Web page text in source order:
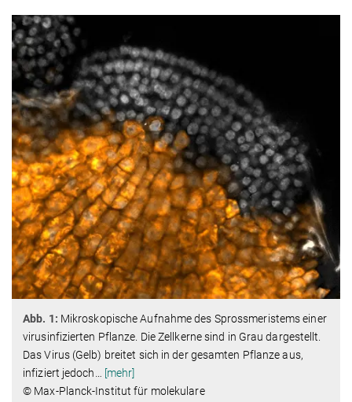
Abb. 1: Mikroskopische Aufnahme des Sprossmeristems einer
virusinfizierten Pflanze. Die Zellkerne sind in Grau dargestellt.
Das Virus (Gelb) breitet sich in der gesamten Pflanze aus,
infiziert jedoch
[mehr]
© Max-Planck-Institut für molekulare